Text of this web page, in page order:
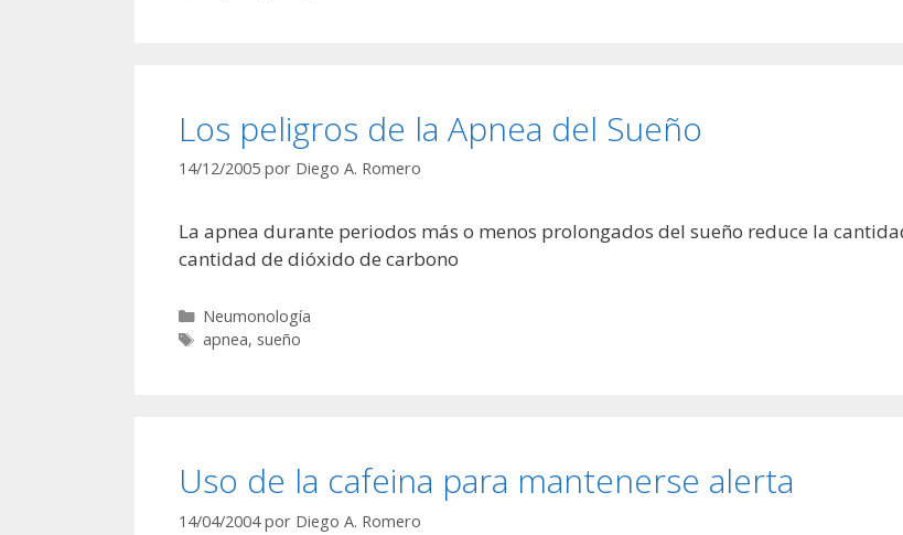
Los peligros de la Apnea del Sueño
14/12/2005 por Diego A. Romero
La apnea durante periodos más o menos prolongados del sueño reduce la
cantidad de dióxido de carbono
Categorías
Neumonología
Etiquetas
apnea, sueño
Uso de la cafeina para mantenerse alerta
14/04/2004 por Diego A. Romero